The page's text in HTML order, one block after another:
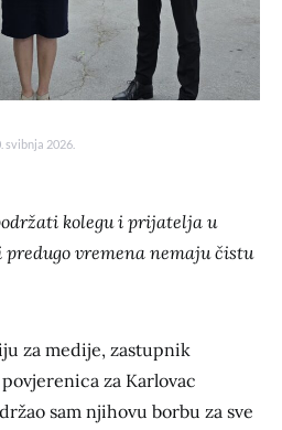
svibnja 2026.
kolegu i prijatelja u
vremena nemaju čistu
za medije, zastupnik
za Karlovac
sam njihovu borbu za sve